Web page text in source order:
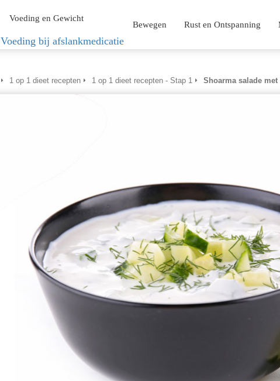
Voeding en Gewicht
Voeding bij afslankmedicatie
Bewegen Rust en Ontspanning
1 op 1 dieet recepten 1 op 1 dieet recepten - Stap 1 Shoarma salade